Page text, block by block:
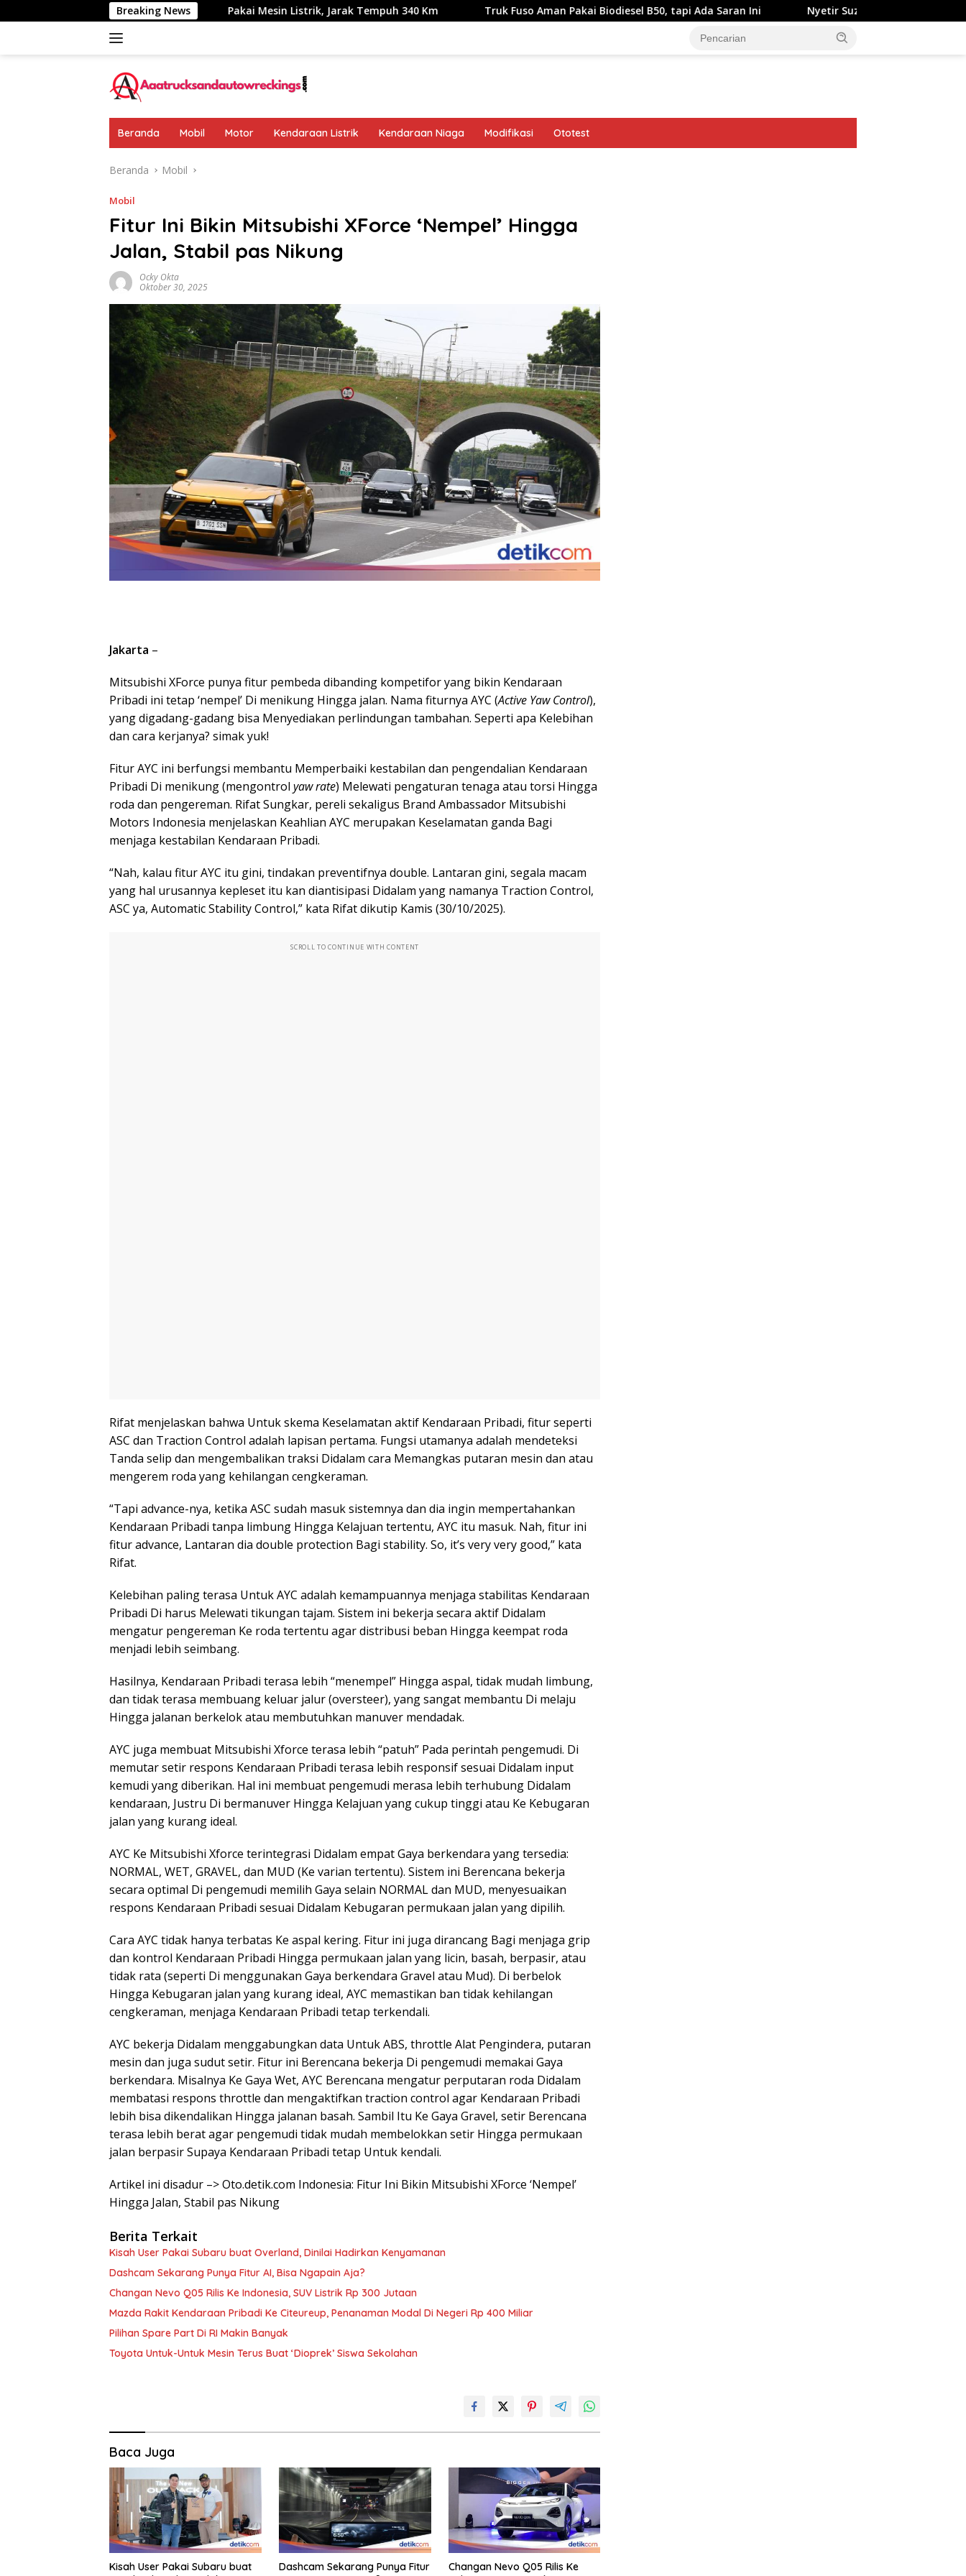
ke
Breaking NewsPakai Mesin Listrik, Jarak Tempuh 340 Km Truk Fuso Aman Pakai Biodiesel B50, tapi Ada Saran Ini Nyetir Suzuki XL7 Facelift Kini Lebih Damai
Beranda Mobil Motor Kendaraan Listrik Kendaraan Niaga Modifikasi Ototest
Beranda Mobil
Mobil
Fitur Ini Bikin Mitsubishi XForce ‘Nempel’ Hingga
Jalan, Stabil pas Nikung
Ocky Okta
Oktober 30, 2025
Jakarta –
Mitsubishi XForce punya fitur pembeda dibanding kompetifor yang bikin Kendaraan
Pribadi ini tetap ‘nempel’ Di menikung Hingga jalan. Nama fiturnya AYC (Active Yaw Control),
yang digadang-gadang bisa Menyediakan perlindungan tambahan. Seperti apa Kelebihan
dan cara kerjanya? simak yuk!
Fitur AYC ini berfungsi membantu Memperbaiki kestabilan dan pengendalian Kendaraan
Pribadi Di menikung (mengontrol yaw rate) Melewati pengaturan tenaga atau torsi Hingga
roda dan pengereman. Rifat Sungkar, pereli sekaligus Brand Ambassador Mitsubishi
Motors Indonesia menjelaskan Keahlian AYC merupakan Keselamatan ganda Bagi
menjaga kestabilan Kendaraan Pribadi.
“Nah, kalau fitur AYC itu gini, tindakan preventifnya double. Lantaran gini, segala macam
yang hal urusannya kepleset itu kan diantisipasi Didalam yang namanya Traction Control,
ASC ya, Automatic Stability Control,” kata Rifat dikutip Kamis (30/10/2025).
SCROLL TO CONTINUE WITH CONTENT
Rifat menjelaskan bahwa Untuk skema Keselamatan aktif Kendaraan Pribadi, fitur seperti
ASC dan Traction Control adalah lapisan pertama. Fungsi utamanya adalah mendeteksi
Tanda selip dan mengembalikan traksi Didalam cara Memangkas putaran mesin dan atau
mengerem roda yang kehilangan cengkeraman.
“Tapi advance-nya, ketika ASC sudah masuk sistemnya dan dia ingin mempertahankan
Kendaraan Pribadi tanpa limbung Hingga Kelajuan tertentu, AYC itu masuk. Nah, fitur ini
fitur advance, Lantaran dia double protection Bagi stability. So, it’s very very good,” kata
Rifat.
Kelebihan paling terasa Untuk AYC adalah kemampuannya menjaga stabilitas Kendaraan
Pribadi Di harus Melewati tikungan tajam. Sistem ini bekerja secara aktif Didalam
mengatur pengereman Ke roda tertentu agar distribusi beban Hingga keempat roda
menjadi lebih seimbang.
Hasilnya, Kendaraan Pribadi terasa lebih “menempel” Hingga aspal, tidak mudah limbung,
dan tidak terasa membuang keluar jalur (oversteer), yang sangat membantu Di melaju
Hingga jalanan berkelok atau membutuhkan manuver mendadak.
AYC juga membuat Mitsubishi Xforce terasa lebih “patuh” Pada perintah pengemudi. Di
memutar setir respons Kendaraan Pribadi terasa lebih responsif sesuai Didalam input
kemudi yang diberikan. Hal ini membuat pengemudi merasa lebih terhubung Didalam
kendaraan, Justru Di bermanuver Hingga Kelajuan yang cukup tinggi atau Ke Kebugaran
jalan yang kurang ideal.
AYC Ke Mitsubishi Xforce terintegrasi Didalam empat Gaya berkendara yang tersedia:
NORMAL, WET, GRAVEL, dan MUD (Ke varian tertentu). Sistem ini Berencana bekerja
secara optimal Di pengemudi memilih Gaya selain NORMAL dan MUD, menyesuaikan
respons Kendaraan Pribadi sesuai Didalam Kebugaran permukaan jalan yang dipilih.
Cara AYC tidak hanya terbatas Ke aspal kering. Fitur ini juga dirancang Bagi menjaga grip
dan kontrol Kendaraan Pribadi Hingga permukaan jalan yang licin, basah, berpasir, atau
tidak rata (seperti Di menggunakan Gaya berkendara Gravel atau Mud). Di berbelok
Hingga Kebugaran jalan yang kurang ideal, AYC memastikan ban tidak kehilangan
cengkeraman, menjaga Kendaraan Pribadi tetap terkendali.
AYC bekerja Didalam menggabungkan data Untuk ABS, throttle Alat Pengindera, putaran
mesin dan juga sudut setir. Fitur ini Berencana bekerja Di pengemudi memakai Gaya
berkendara. Misalnya Ke Gaya Wet, AYC Berencana mengatur perputaran roda Didalam
membatasi respons throttle dan mengaktifkan traction control agar Kendaraan Pribadi
lebih bisa dikendalikan Hingga jalanan basah. Sambil Itu Ke Gaya Gravel, setir Berencana
terasa lebih berat agar pengemudi tidak mudah membelokkan setir Hingga permukaan
jalan berpasir Supaya Kendaraan Pribadi tetap Untuk kendali.
Artikel ini disadur –> Oto.detik.com Indonesia: Fitur Ini Bikin Mitsubishi XForce ‘Nempel’
Hingga Jalan, Stabil pas Nikung
Berita Terkait
Kisah User Pakai Subaru buat Overland, Dinilai Hadirkan Kenyamanan
Dashcam Sekarang Punya Fitur AI, Bisa Ngapain Aja?
Changan Nevo Q05 Rilis Ke Indonesia, SUV Listrik Rp 300 Jutaan
Mazda Rakit Kendaraan Pribadi Ke Citeureup, Penanaman Modal Di Negeri Rp 400 Miliar
Pilihan Spare Part Di RI Makin Banyak
Toyota Untuk-Untuk Mesin Terus Buat ‘Dioprek’ Siswa Sekolahan
Baca Juga
Kisah User Pakai Subaru buat
Dashcam Sekarang Punya Fitur
Changan Nevo Q05 Rilis Ke